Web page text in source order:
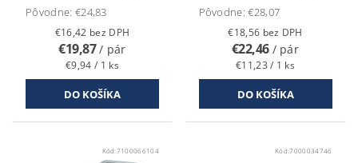
Pôvodne: €24,83
€16,42 bez DPH
€19,87/ pár
€9,94 / 1 ks
Pôvodne:€28,07
€18,56 bez DPH
€22,46 / pár
€11,23 / 1 ks
Kód:7100066104 Kód:7000034746